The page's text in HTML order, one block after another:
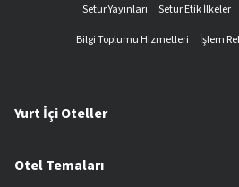
Setur Yayınları
Setur Etik İlkeler
Bilgi Toplumu Hizmetleri
İşlem
Yurt İçi Oteller
Otel Temaları